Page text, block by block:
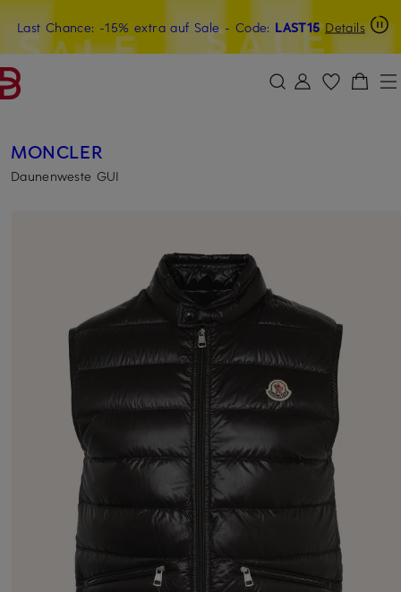
ZUM HAUPTINHALT ÜBERSPRINGEN ZUM SUCHFELD ÜBERSPRINGEN
Last Chance: -15% extra auf Sale- Code: LAST15 Details
20€-Willkommensgutschein mit Beyond sichern
MONCLER
Daunenweste GUI